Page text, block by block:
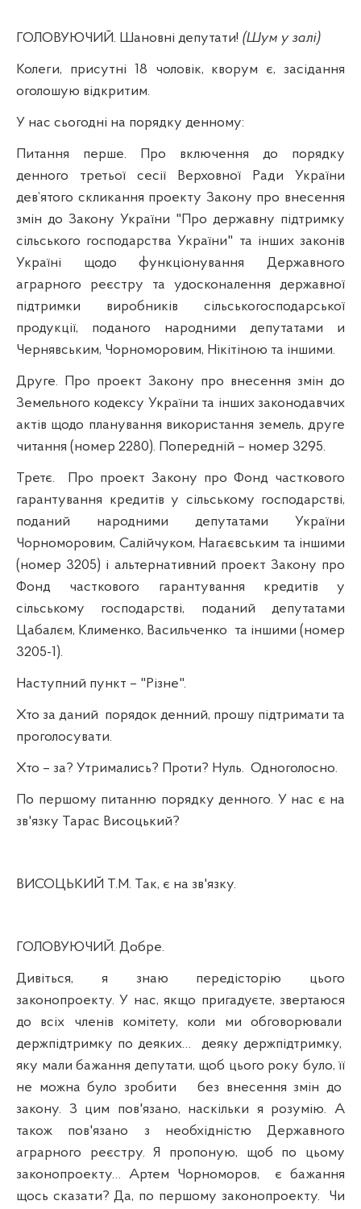
ГОЛОВУЮЧИЙ. Шановні депутати! (Шум у залі)
Колеги, присутні 18 чоловік, кворум є, засідання
оголошую відкритим.
У нас сьогодні на порядку денному:
Питання перше. Про включення до порядку
денного третьої сесії Верховної Ради України
дев’ятого скликання проекту Закону про внесення
змін до Закону України "Про державну підтримку
сільського господарства України" та інших законів
Україні щодо функціонування Державного
аграрного реєстру та удосконалення державної
підтримки виробників сільськогосподарської
продукції, поданого народними депутатами и
Чернявським, Чорноморовим, Нікітіною та іншими.
Друге. Про проект Закону про внесення змін до
Земельного кодексу України та інших законодавчих
актів щодо планування використання земель, друге
читання (номер 2280). Попередній – номер 3295.
Третє.
Про проект Закону про Фонд часткового
гарантування кредитів у сільському господарстві,
поданий народними депутатами України
Чорноморовим, Салійчуком, Нагаєвським та іншими
(номер 3205) і альтернативний проект Закону про
Фонд часткового гарантування кредитів у
сільському господарстві, поданий депутатами
Цабалєм, Клименко, Васильченко та іншими (номер
3205-1).
Наступний пункт – "Різне".
Хто за даний порядок денний, прошу підтримати та
проголосувати.
Хто – за? Утримались? Проти? Нуль. Одноголосно.
По першому питанню порядку денного. У нас є на
зв'язку Тарас Висоцький?
ВИСОЦЬКИЙ Т.М. Так, є на зв'язку.
ГОЛОВУЮЧИЙ. Добре.
Дивіться, я знаю передісторію цього
законопроекту. У нас, якщо пригадуєте, звертаюся
до всіх членів комітету, коли ми обговорювали
держпідтримку по деяких…
деяку держпідтримку,
яку мали бажання депутати, щоб цього року було, її
не можна було зробити
без внесення змін до
закону. З цим пов'язано, наскільки я розумію. А
також пов'язано з необхідністю Державного
аграрного реєстру. Я пропоную, щоб по цьому
законопроекту… Артем Чорноморов,
є бажання
щось сказати? Да, по першому законопроекту.
Чи